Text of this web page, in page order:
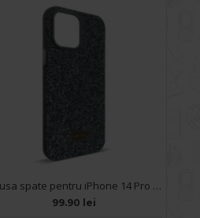
Husa spate pentru iPhone 14 Pro Max- Glow case
99.90 lei